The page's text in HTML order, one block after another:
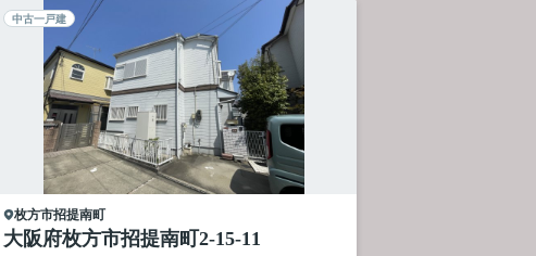
中古一戸建
枚方市招提南町
大阪府枚方市招提南町2-15-11